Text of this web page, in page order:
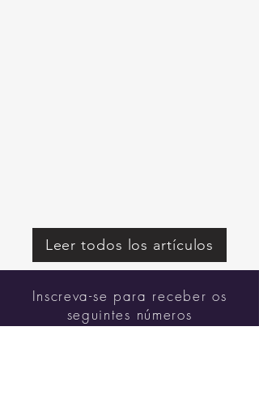
Leer todos los artículos
Inscreva-se para receber os
seguintes números